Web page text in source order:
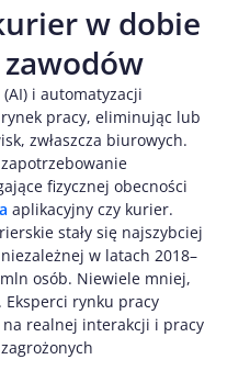
w dobie
i automatyzacji
pracy, eliminując lub
zwłaszcza biurowych.
fizycznej obecności
aplikacyjny czy kurier.
stały się najszybciej
w latach 2018–
osób. Niewiele mniej,
Eksperci rynku pracy
realnej interakcji i pracy